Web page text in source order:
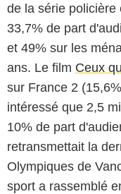
de la série policière
33,7% de part
et 49% sur les
ans. Le film Ceux
sur France 2
intéressé que 2,5
10% de part
retransmettait la
Olympiques de
sport a rassemblé